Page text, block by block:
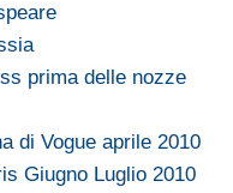
prima delle nozze
di Vogue aprile 2010
Giugno Luglio 2010